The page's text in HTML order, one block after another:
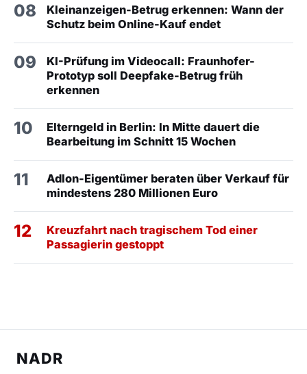
08
Kleinanzeigen-Betrug erkennen: Wann der
Schutz beim Online-Kauf endet
09
KI-Prüfung im Videocall: Fraunhofer-
Prototyp soll Deepfake-Betrug früh
erkennen
10
Elterngeld in Berlin: In Mitte dauert die
Bearbeitung im Schnitt 15 Wochen
11
Adlon-Eigentümer beraten über Verkauf für
mindestens 280 Millionen Euro
12
Kreuzfahrt nach tragischem Tod einer
Passagierin gestoppt
NADR